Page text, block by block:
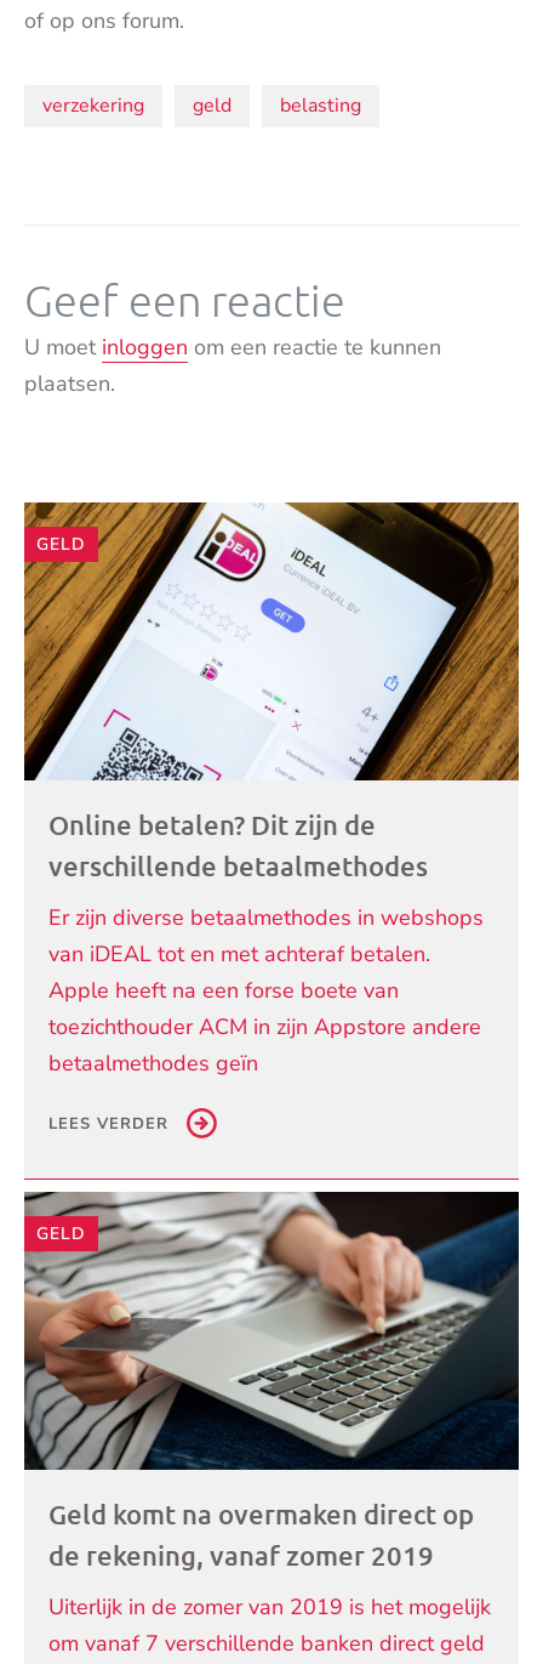
of op ons forum.
Onderwerpen:
verzekering geld belasting
Geef een reactie
U moet inloggen om een reactie te kunnen
plaatsen.
Andere
artikelen
GELD
Online betalen? Dit zijn de
verschillende betaalmethodes
Er zijn diverse betaalmethodes in webshops
van iDEAL tot en met achteraf betalen.
Apple heeft na een forse boete van
toezichthouder ACM in zijn Appstore andere
betaalmethodes geïn
LEES VERDER
GELD
Geld komt na overmaken direct op
de rekening, vanaf zomer 2019
Uiterlijk in de zomer van 2019 is het mogelijk
om vanaf 7 verschillende banken direct geld